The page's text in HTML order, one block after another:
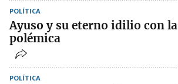
POLÍTICA
Ayuso y su eterno idilio con la
polémica
POLÍTICA